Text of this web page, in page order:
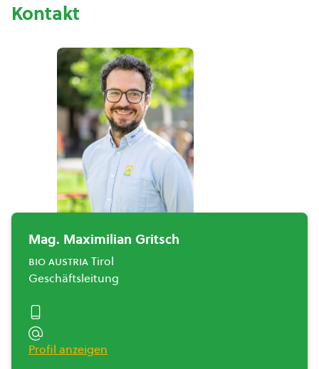
Kontakt
Mag. Maximilian Gritsch
bio austriaTirol
Geschäftsleitung
Profil anzeigen